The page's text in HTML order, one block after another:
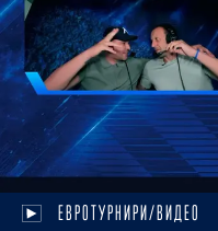
ЕВРОТУРНИРИ/ВИДЕО